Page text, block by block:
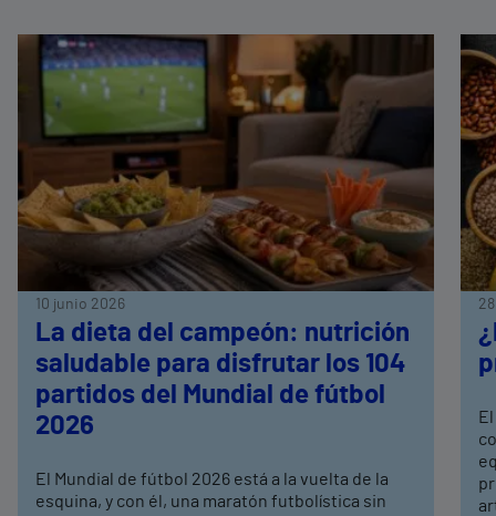
10 junio 2026
La dieta del campeón: nutrición
saludable para disfrutar los 104
partidos del Mundial de fútbol
2026
El Mundial de fútbol 2026 está a la vuelta de la
esquina, y con él, una maratón futbolística sin